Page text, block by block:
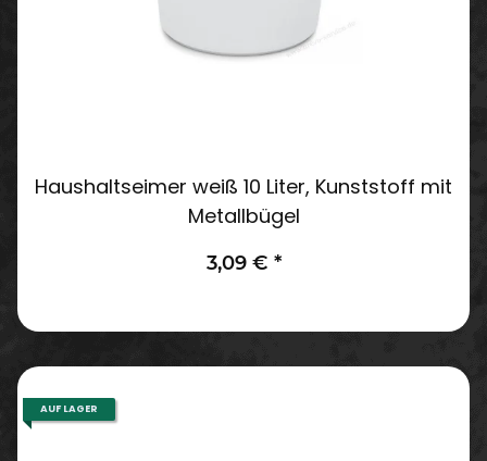
Haushaltseimer weiß 10 Liter, Kunststoff mit
Metallbügel
3,09 € *
AUF LAGER